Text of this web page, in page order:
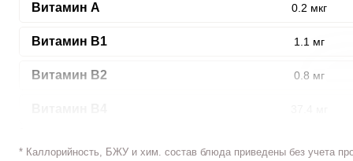
Витамин A 0.2 мкг
Витамин В1 1.1 мг
Витамин В2 0.8 мг
* Каллорийность, БЖУ и хим. состав блюда приведены без учета